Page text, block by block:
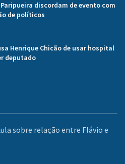
discordam de evento com
de políticos
Henrique Chicão de usar hospital
deputado
sobre relação entre Flávio e